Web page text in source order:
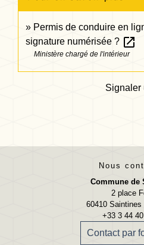
Permis de conduire en
signature numérisée ? open_in_new
Ministère chargé de l'intérieur
Signaler
Nous
Commune de
2 place
60410 Saintines
+33 3 44
Contact par